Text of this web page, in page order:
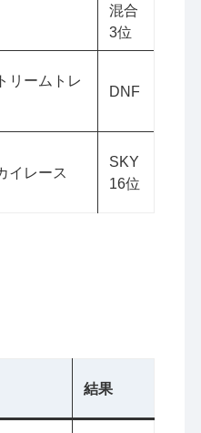
混合
3位
リームトレ
DNF
イレース
SKY
16位
結果